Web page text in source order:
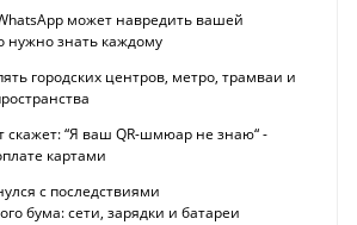
может навредить вашей
нужно знать каждому
городских центров, метро, трамваи и
скажет: “Я ваш QR-шмюар не знаю“ -
картами
с последствиями
бума: сети, зарядки и батареи